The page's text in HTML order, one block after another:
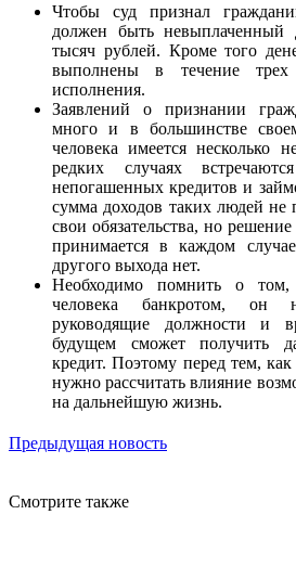
Чтобы суд признал
должен быть невыплаченный
тысяч рублей. Кроме того
выполнены в течение
исполнения.
Заявлений о признании
много и в большинстве
человека имеется несколько
редких случаях
непогашенных кредитов и
сумма доходов таких людей не
свои обязательства, но
принимается в каждом
другого выхода нет.
Необходимо помнить о том,
человека банкротом, он
руководящие должности и
будущем сможет получить
кредит. Поэтому перед тем, как
нужно рассчитать влияние
на дальнейшую жизнь.
Предыдущая новость
Смотрите также